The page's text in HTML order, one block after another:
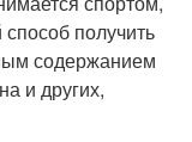
получить
содержанием
и других,